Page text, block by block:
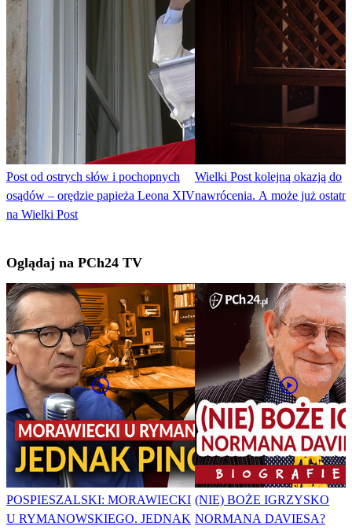
Post od ostrych słów i pochopnych
osądów – orędzie papieża Leona XIV
na Wielki Post
Wielki Post kolejną okazją do
nawrócenia. A może już
Oglądaj na PCh24 TV
POSPIESZALSKI: MORAWIECKI
U RYMANOWSKIEGO. JEDNAK
(NIE) BOŻE IGRZYSKO
NORMANA DAVIESA?